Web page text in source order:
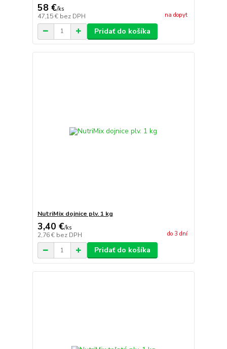
58 €/ks
47,15 € bez DPH na dopyt
Pridať do košíka
NutriMix dojnice plv. 1 kg
3,40 €/ks
2,76 € bez DPH do 3 dní
Pridať do košíka